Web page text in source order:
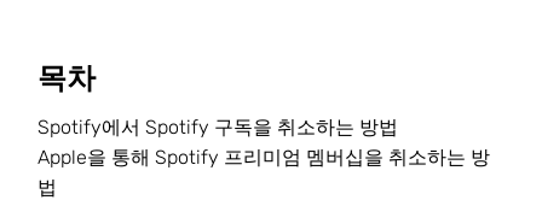
목차
Spotify에서 Spotify 구독을 취소하는 방법
Apple을 통해 Spotify 프리미엄 멤버십을 취소하는 방
법